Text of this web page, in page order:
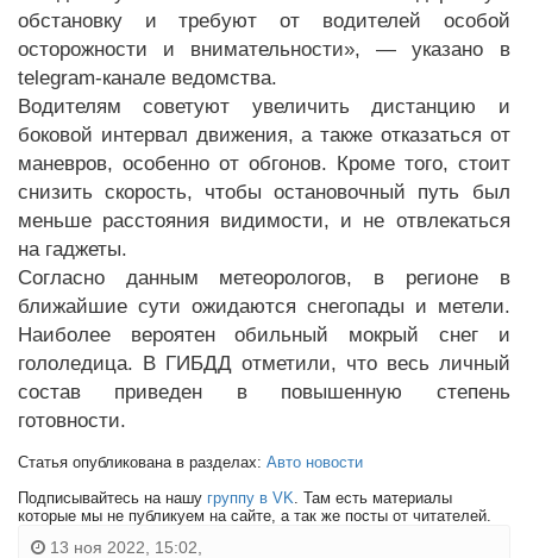
обстановку и требуют от водителей особой
осторожности и внимательности», — указано в
telegram-канале ведомства.
Водителям советуют увеличить дистанцию и
боковой интервал движения, а также отказаться от
маневров, особенно от обгонов. Кроме того, стоит
снизить скорость, чтобы остановочный путь был
меньше расстояния видимости, и не отвлекаться
на гаджеты.
Согласно данным метеорологов, в регионе в
ближайшие сути ожидаются снегопады и метели.
Наиболее вероятен обильный мокрый снег и
гололедица. В ГИБДД отметили, что весь личный
состав приведен в повышенную степень
готовности.
Статья опубликована в разделах: Авто новости
Подписывайтесь на нашу группу в VK . Там есть материалы
которые мы не публикуем на сайте, а так же посты от читателей.
13 ноя 2022, 15:02,